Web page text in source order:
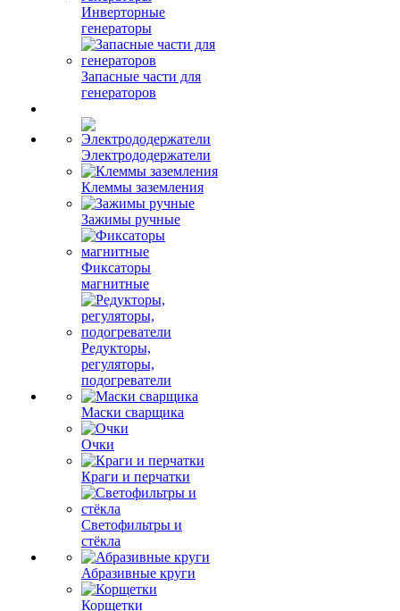
Инверторные
генераторы
Запасные части для
генераторов
Электрододержатели
Клеммы заземления
Зажимы ручные
Фиксаторы
магнитные
Редукторы,
регуляторы,
подогреватели
Маски сварщика
Очки
Краги и перчатки
Светофильтры и
стёкла
Абразивные круги
Корщетки